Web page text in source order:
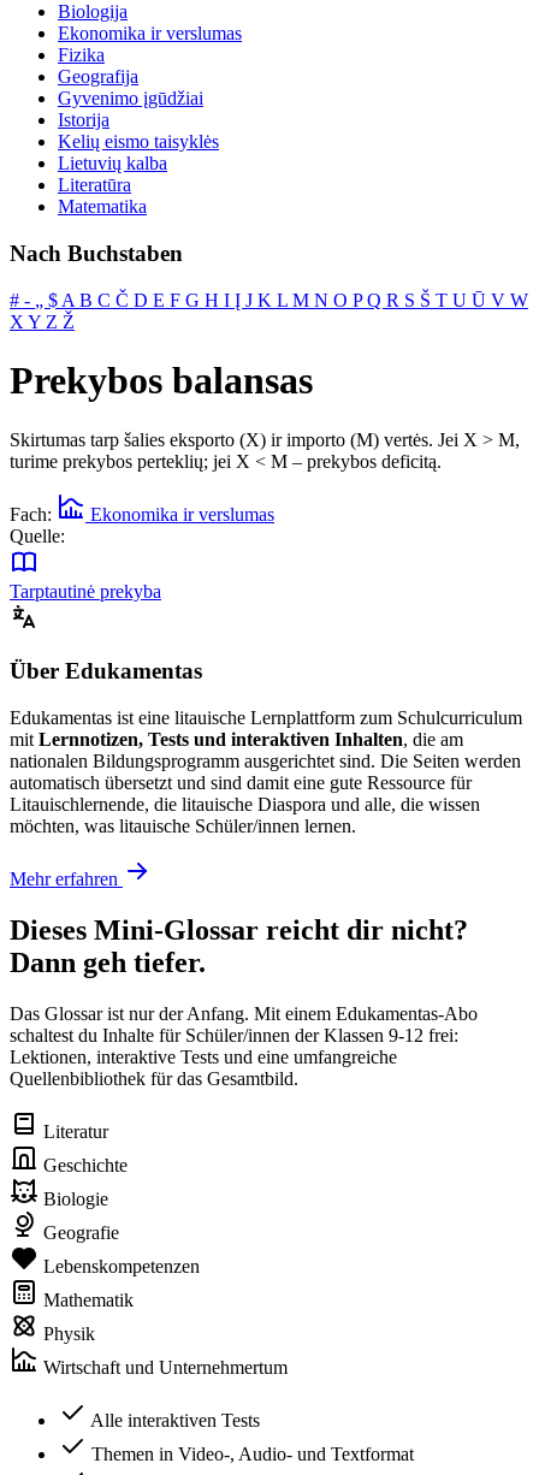
Biologija
Ekonomika ir verslumas
Fizika
Geografija
Gyvenimo įgūdžiai
Istorija
Kelių eismo taisyklės
Lietuvių kalba
Literatūra
Matematika
Nach Buchstaben
# ‐ „ $ A B C Č D E F G H I Į J K L M N O PQ R S Š T U Ū V W
X Y Z Ž
Prekybos balansas
Skirtumas tarp šalies eksporto (X) ir importo (M) vertės. Jei X > M,
turime prekybos perteklių; jei X < M – prekybos deficitą.
Fach:
Ekonomika ir verslumas
Quelle:
Tarptautinė prekyba
Über Edukamentas
Edukamentas ist eine litauische Lernplattform zum Schulcurriculum
mit Lernnotizen, Tests und interaktiven Inhalten, die am
nationalen Bildungsprogramm ausgerichtet sind. Die Seiten werden
automatisch übersetzt und sind damit eine gute Ressource für
Litauischlernende, die litauische Diaspora und alle, die wissen
möchten, was litauische Schüler/innen lernen.
Mehr erfahren
Dieses Mini-Glossar reicht dir nicht?
Dann geh tiefer.
Das Glossar ist nur der Anfang. Mit einem Edukamentas-Abo
schaltest du Inhalte für Schüler/innen der Klassen 9-12 frei:
Lektionen, interaktive Tests und eine umfangreiche
Quellenbibliothek für das Gesamtbild.
Literatur
Geschichte
Biologie
Geografie
Lebenskompetenzen
Mathematik
Physik
Wirtschaft und Unternehmertum
Alle interaktiven Tests
Themen in Video-, Audio- und Textformat